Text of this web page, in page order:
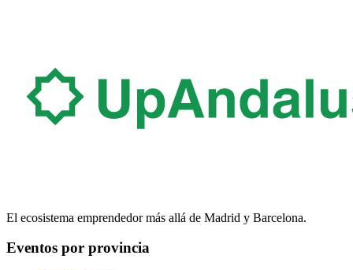
El ecosistema emprendedor más allá de Madrid y Barcelona.
Eventos por provincia